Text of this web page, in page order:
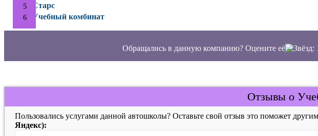
Старс
Учебный комбинат
Обращались в данную компанию? Оцените её
Отзывы о
Пользовались услугами данной автошколы? Оставьте свой отзыв это поможет
Яндекс):